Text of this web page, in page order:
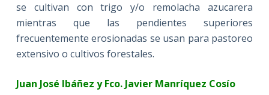
se cultivan con trigo y/o remolacha azucarera
mientras que las pendientes superiores
frecuentemente erosionadas se usan para pastoreo
extensivo o cultivos forestales.
Juan José Ibáñez y Fco. Javier Manríquez Cosío